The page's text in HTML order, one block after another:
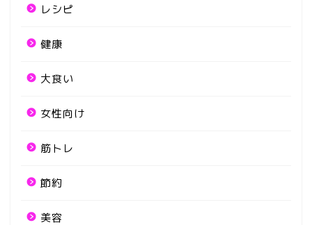
レシピ
健康
大食い
女性向け
筋トレ
節約
美容